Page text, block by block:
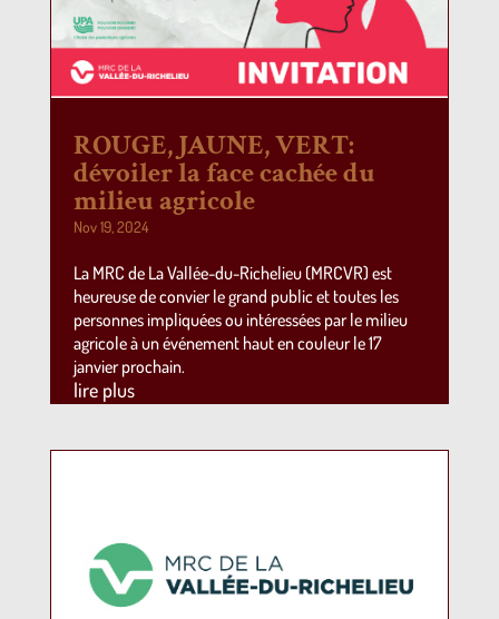
ROUGE, JAUNE, VERT:
dévoiler la face cachée du
milieu agricole
Nov 19, 2024
La MRC de La Vallée-du-Richelieu (MRCVR) est
heureuse de convier le grand public et toutes les
personnes impliquées ou intéressées par le milieu
agricole à un événement haut en couleur le 17
janvier prochain.
lire plus